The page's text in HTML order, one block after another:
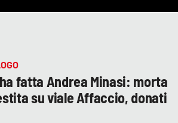
fatta Andrea Minasi: morta
su viale Affaccio, donati